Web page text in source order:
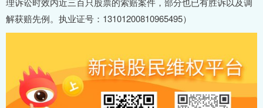
解获赔先例。执业证号：13101200810965495）